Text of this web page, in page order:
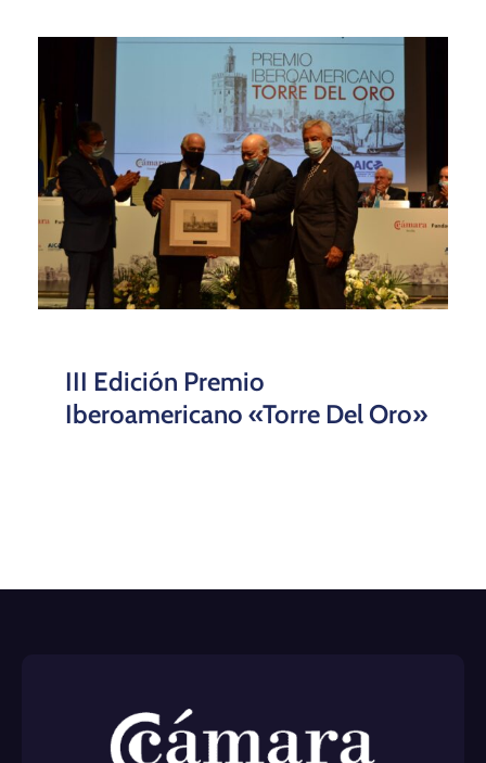
III Edición Premio
Iberoamericano «Torre Del Oro»